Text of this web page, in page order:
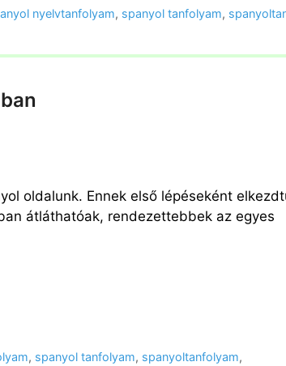
nyelvtanfolyam, spanyol tanfolyam,
oldalunk. Ennek első lépéseként
átláthatóak, rendezettebbek az egyes
, spanyol tanfolyam, spanyoltanfolyam,